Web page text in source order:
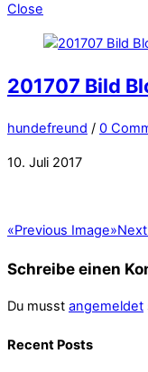
Close
201707 Bild
hundefreund / 0
10. Juli 2017
«Previous Image»
Schreibe einen
Du musst angemeldet
Recent Posts